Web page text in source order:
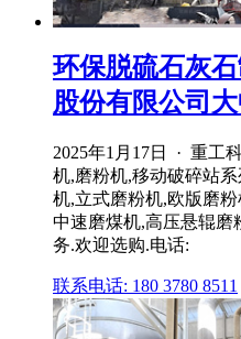
环保脱硫石灰
股份有限公司
2025年1月17日 · 重工
机,磨粉机,移动破碎站
机,立式磨粉机,欧版磨
中速磨煤机,高压悬辊磨
务.欢迎选购.电话:
联系电话: 180 3780 8511